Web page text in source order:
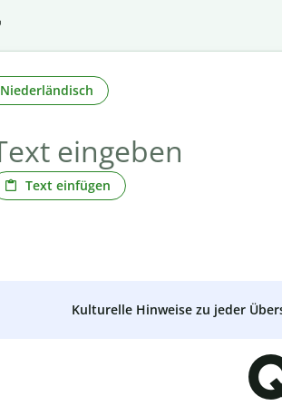
Text einfügen
Niederländisch
Kulturelle Hinweise zu jeder